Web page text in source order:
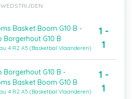
WEDSTRIJDEN
Basket Boom G10 B -
Borgerhout G10 B
4 R2 A5 (Basketbal Vlaanderen)
1 -
1
Borgerhout G10 B -
Basket Boom G10 B
4 R2 A5 (Basketbal Vlaanderen)
1 -
1